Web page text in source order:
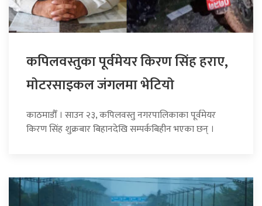
कपिलवस्तुका पूर्वमेयर किरण सिंह हराए,
माेटरसाइकल जंगलमा भेटियाे
काठमाडौँ । साउन २३, कपिलवस्तु नगरपालिकाका पूर्वमेयर
किरण सिंह शुक्रबार बिहानदेखि सम्पर्कबिहीन भएका छन् ।